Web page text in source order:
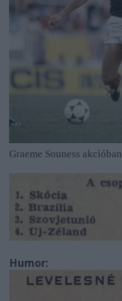
Graeme Souness akcióban
Humor: